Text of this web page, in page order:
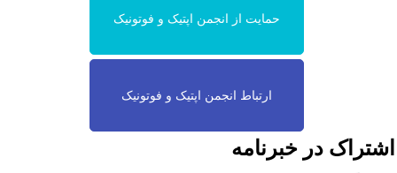
حمایت از انجمن اپتیک و فوتونیک
ارتباط انجمن اپتیک و فوتونیک
در خبرنامه